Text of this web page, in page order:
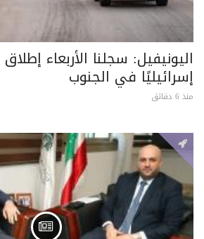
إسرائيليًا في الجنوب
منذ 6 دقائق